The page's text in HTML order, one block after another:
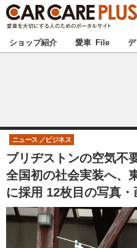
★カーケアプラス認定★ 厳
甲信越
東海
中国
九州
ショップ紹介 愛車 File デ
ブリヂストンの空気
全国初の社会実装へ、
に採用 12枚目の写真・
ニュース ビジネス